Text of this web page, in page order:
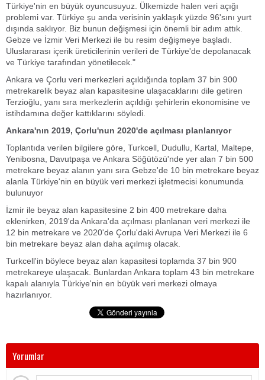
Türkiye'nin en büyük oyuncusuyuz. Ülkemizde halen veri açığı
problemi var. Türkiye şu anda verisinin yaklaşık yüzde 96'sını yurt
dışında saklıyor. Biz bunun değişmesi için önemli bir adım attık.
Gebze ve İzmir Veri Merkezi ile bu resim değişmeye başladı.
Uluslararası içerik üreticilerinin verileri de Türkiye'de depolanacak
ve Türkiye tarafından yönetilecek."
Ankara ve Çorlu veri merkezleri açıldığında toplam 37 bin 900
metrekarelik beyaz alan kapasitesine ulaşacaklarını dile getiren
Terzioğlu, yanı sıra merkezlerin açıldığı şehirlerin ekonomisine ve
istihdamına değer kattıklarını söyledi.
Ankara'nın 2019, Çorlu'nun 2020'de açılması planlanıyor
Toplantıda verilen bilgilere göre, Turkcell, Dudullu, Kartal, Maltepe,
Yenibosna, Davutpaşa ve Ankara Söğütözü'nde yer alan 7 bin 500
metrekare beyaz alanın yanı sıra Gebze'de 10 bin metrekare beyaz
alanla Türkiye'nin en büyük veri merkezi işletmecisi konumunda
bulunuyor
İzmir ile beyaz alan kapasitesine 2 bin 400 metrekare daha
eklenirken, 2019'da Ankara'da açılması planlanan veri merkezi ile
12 bin metrekare ve 2020'de Çorlu'daki Avrupa Veri Merkezi ile 6
bin metrekare beyaz alan daha açılmış olacak.
Turkcell'in böylece beyaz alan kapasitesi toplamda 37 bin 900
metrekareye ulaşacak. Bunlardan Ankara toplam 43 bin metrekare
kapalı alanıyla Türkiye'nin en büyük veri merkezi olmaya
hazırlanıyor.
Yorumlar